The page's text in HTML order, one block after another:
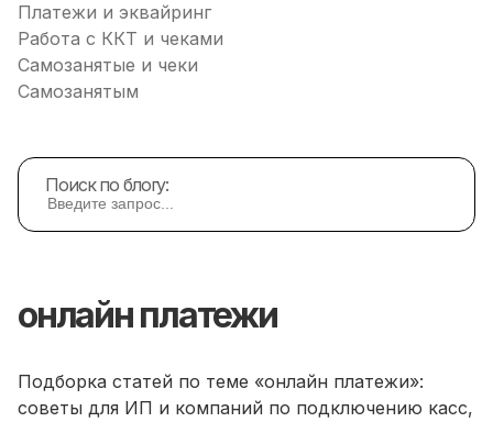
Платежи и эквайринг
Работа с ККТ и чеками
Самозанятые и чеки
Самозанятым
Поиск по блогу:
онлайн платежи
Подборка статей по теме «онлайн платежи»:
советы для ИП и компаний по подключению касс,